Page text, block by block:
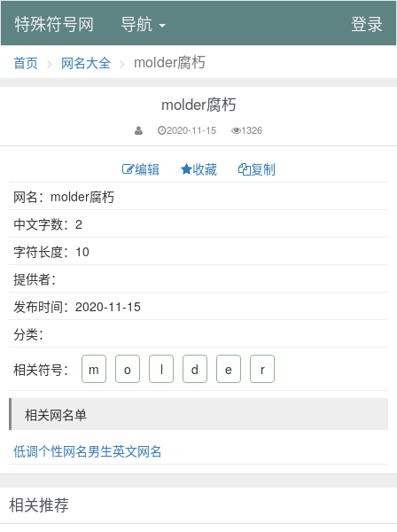
特殊符号网 导航 登录
首页 网名大全 molder腐朽
molder腐朽
2020-11-15 1326
编辑 收藏
复制
网名：molder腐朽
中文字数：2
字符长度：10
提供者：
发布时间：2020-11-15
分类：
相关符号：
m o l d e r
相关网名单
低调个性网名男生英文网名
相关推荐